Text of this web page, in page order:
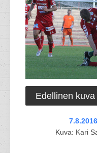
Edellinen kuva
Kuva: Kari